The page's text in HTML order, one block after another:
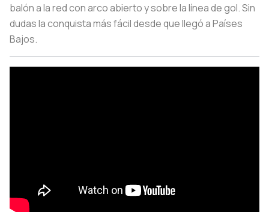
balón a la red con arco abierto y sobre la línea de gol. Sin
dudas la conquista más fácil desde que llegó a Países
Bajos.